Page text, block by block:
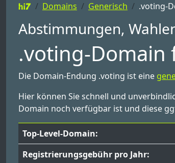
Domains Generisch .voting-
Abstimmungen,
.voting-
Die Domain-Endung .voting ist eine
Hier können Sie schnell und
Domain noch verfügbar ist und diese
Top-Level-Domain:
Registrierungsgebühr pro Jahr: